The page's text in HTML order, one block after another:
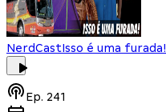
NerdCastIsso é uma furada!
Ep. 241